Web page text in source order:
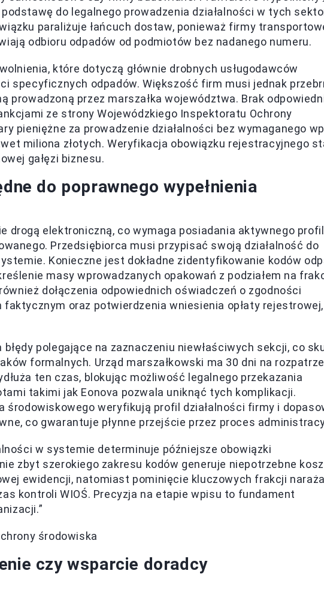
do legalnego prowadzenia działalności w tych
paraliżuje łańcuch dostaw, ponieważ firmy
odbioru odpadów od podmiotów bez nadanego numeru.
które dotyczą głównie drobnych usługodawców
specyficznych odpadów. Większość firm musi jednak
prowadzoną przez marszałka województwa. Brak
ze strony Wojewódzkiego Inspektoratu Ochrony
pieniężne za prowadzenie działalności bez wymaganego
miliona złotych. Weryfikacja obowiązku rejestracyjnego
gałęzi biznesu.
do poprawnego wypełnienia
drogą elektroniczną, co wymaga posiadania aktywnego
Przedsiębiorca musi przypisać swoją działalność do
Konieczne jest dokładne zidentyfikowanie kodów
masy wprowadzanych opakowań z podziałem na
dołączenia odpowiednich oświadczeń o zgodności
oraz potwierdzenia wniesienia opłaty
błędy polegające na zaznaczeniu niewłaściwych sekcji, co
formalnych. Urząd marszałkowski ma 30 dni na
ten czas, blokując możliwość legalnego przekazania
takimi jak Eonova pozwala uniknąć tych komplikacji.
środowiskowego weryfikują profil działalności firmy i
co gwarantuje płynne przejście przez proces
w systemie determinuje późniejsze obowiązki
zbyt szerokiego zakresu kodów generuje niepotrzebne
ewidencji, natomiast pominięcie kluczowych frakcji naraża
kontroli WIOŚ. Precyzja na etapie wpisu to fundament
środowiska
czy wsparcie doradcy